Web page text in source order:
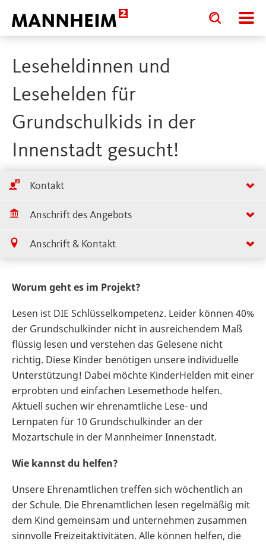
Toggle
search
input
Toggle
search
input
Leseheldinnen und
Lesehelden für
Grundschulkids in der
Innenstadt gesucht!
Kontakt
Anschrift des Angebots
Anschrift & Kontakt
Worum geht es im Projekt?
Lesen ist DIE Schlüsselkompetenz. Leider können 40%
der Grundschulkinder nicht in ausreichendem Maß
flüssig lesen und verstehen das Gelesene nicht
richtig. Diese Kinder benötigen unsere individuelle
Unterstützung! Dabei möchte KinderHelden mit einer
erprobten und einfachen Lesemethode helfen.
Aktuell suchen wir ehrenamtliche Lese- und
Lernpaten für 10 Grundschulkinder an der
Mozartschule in der Mannheimer Innenstadt.
Wie kannst du helfen?
Unsere Ehrenamtlichen treffen sich wöchentlich an
der Schule. Die Ehrenamtlichen lesen regelmäßig mit
dem Kind gemeinsam und unternehmen zusammen
sinnvolle Freizeitaktivitäten. Alle können helfen, die